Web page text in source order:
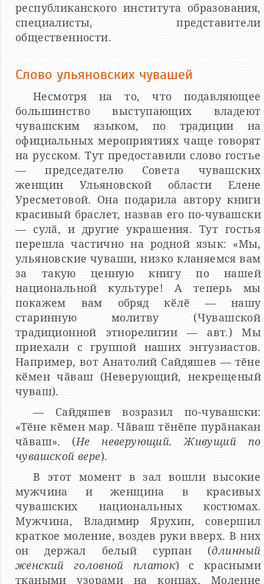
республиканского института образования,
специалисты, представители
общественности.
Слово ульяновских чувашей
Несмотря на то, что подавляющее
большинство выступающих владеют
чувашским языком, по традиции на
официальных мероприятиях чаще говорят
на русском. Тут предоставили слово гостье
— председателю Совета чувашских
женщин Ульяновской области Елене
Уресметовой. Она подарила автору книги
красивый браслет, назвав его по-чувашски
— сулӑ, и другие украшения. Тут гостья
перешла частично на родной язык: «Мы,
ульяновские чуваши, низко кланяемся вам
за такую ценную книгу по нашей
национальной культуре! А теперь мы
покажем вам обряд кӗлӗ — нашу
старинную молитву (Чувашской
традиционной этнорелигии — авт.) Мы
приехали с группой наших энтузиастов.
Например, вот Анатолий Сайдяшев — тӗне
кӗмен чӑваш (Неверующий, некрещеный
чуваш).
— Сайдяшев возразил по-чувашски:
«Тӗне кӗмен мар. Чӑваш тӗнӗпе пурӑнакан
чӑваш». (Не неверующий. Живущий по
чувашской вере).
В этот момент в зал вошли высокие
мужчина и женщина в красивых
чувашских национальных костюмах.
Мужчина, Владимир Ярухин, совершил
краткое моление, воздев руки вверх. В них
он держал белый сурпан (длинный
женский головной платок) с красными
ткаными узорами на концах. Моление